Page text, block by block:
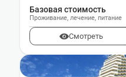
Базовая стоимость
Проживание, лечение, питание
Смотреть